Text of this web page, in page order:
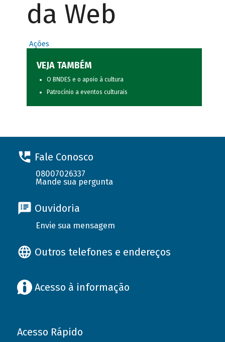
da Web
Ações
VEJA TAMBÉM
O BNDES e o apoio à cultura
Patrocínio a eventos culturais
Fale Conosco
08007026337
Mande sua pergunta
Ouvidoria
Envie sua mensagem
Outros telefones e endereços
Acesso à informação
Acesso Rápido